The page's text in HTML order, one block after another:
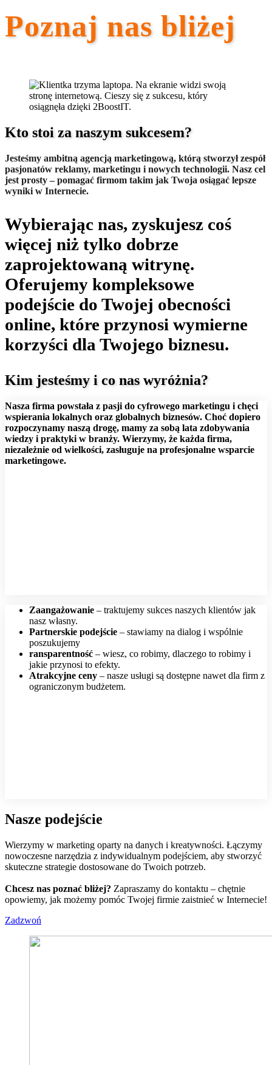
Poznaj nas bliżej
Kto stoi za naszym sukcesem?
Jesteśmy ambitną agencją marketingową, którą stworzył zespół
pasjonatów reklamy, marketingu i nowych technologii. Nasz cel
jest prosty – pomagać firmom takim jak Twoja osiągać lepsze
wyniki w Internecie.
Wybierając nas, zyskujesz coś
więcej niż tylko dobrze
zaprojektowaną witrynę.
Oferujemy kompleksowe
podejście do Twojej obecności
online, które przynosi wymierne
korzyści dla Twojego biznesu.
Kim jesteśmy i co nas wyróżnia?
Nasza firma powstała z pasji do cyfrowego marketingu i chęci
wspierania lokalnych oraz globalnych biznesów. Choć dopiero
rozpoczynamy naszą drogę, mamy za sobą lata zdobywania
wiedzy i praktyki w branży. Wierzymy, że każda firma,
niezależnie od wielkości, zasługuje na profesjonalne wsparcie
marketingowe.
Zaangażowanie – traktujemy sukces naszych klientów jak
nasz własny.
Partnerskie podejście – stawiamy na dialog i wspólnie
poszukujemy
ransparentność – wiesz, co robimy, dlaczego to robimy i
jakie przynosi to efekty.
Atrakcyjne ceny – nasze usługi są dostępne nawet dla firm z
ograniczonym budżetem.
Nasze podejście
Wierzymy w marketing oparty na danych i kreatywności. Łączymy
nowoczesne narzędzia z indywidualnym podejściem, aby stworzyć
skuteczne strategie dostosowane do Twoich potrzeb.
Chcesz nas poznać bliżej? Zapraszamy do kontaktu – chętnie
opowiemy, jak możemy pomóc Twojej firmie zaistnieć w Internecie!
Zadzwoń